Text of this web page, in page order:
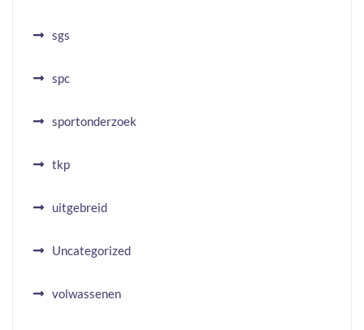
sgs
spc
sportonderzoek
tkp
uitgebreid
Uncategorized
volwassenen